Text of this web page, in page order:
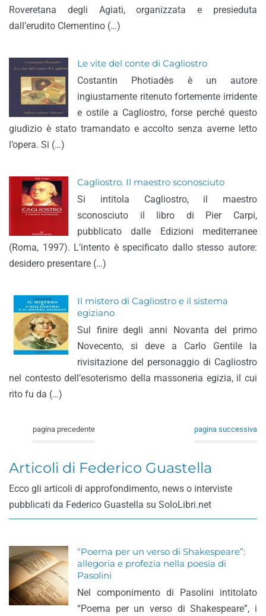
Roveretana degli Agiati, organizzata e presieduta
dall’erudito Clementino (…)
Le vite del conte di Cagliostro
Costantin Photiadès è un autore
ingiustamente ritenuto fortemente irridente
e ostile a Cagliostro, forse perché questo
giudizio è stato tramandato e accolto senza averne letto
l’opera. Si (…)
Cagliostro. Il maestro sconosciuto
Si intitola Cagliostro, il maestro
sconosciuto il libro di Pier Carpi,
pubblicato dalle Edizioni mediterranee
(Roma, 1997). L’intento è specificato dallo stesso autore:
desidero presentare (…)
Il mistero di Cagliostro e il sistema
egiziano
Sul finire degli anni Novanta del primo
Novecento, si deve a Carlo Gentile la
rivisitazione del personaggio di Cagliostro
nel contesto dell’esoterismo della massoneria egizia, il cui
rito fu da (…)
pagina precedente pagina successiva
Articoli di Federico Guastella
Ecco gli articoli di approfondimento, news o interviste
pubblicati da Federico Guastella su SoloLibri.net
“Poema per un verso di Shakespeare”:
allegoria e profezia nella poesia di
Pasolini
Nel componimento di Pasolini intitolato
“Poema per un verso di Shakespeare”, i